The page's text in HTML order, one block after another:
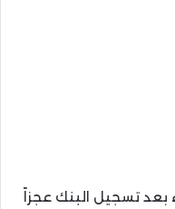
بعد تسجيل البنك عجزاً